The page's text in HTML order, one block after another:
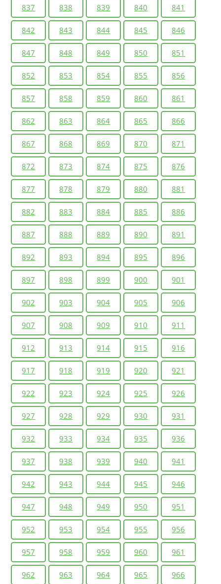
837 838 839 840 841
842 843 844 845 846
847 848 849 850 851
852 853 854 855 856
857 858 859 860 861
862 863 864 865 866
867 868 869 870 871
872 873 874 875 876
877 878 879 880 881
882 883 884 885 886
887 888 889 890 891
892 893 894 895 896
897 898 899 900 901
902 903 904 905 906
907 908 909 910 911
912 913 914 915 916
917 918 919 920 921
922 923 924 925 926
927 928 929 930 931
932 933 934 935 936
937 938 939 940 941
942 943 944 945 946
947 948 949 950 951
952 953 954 955 956
957 958 959 960 961
962 963 964 965 966